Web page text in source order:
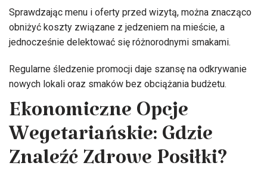
Sprawdzając menu i oferty przed wizytą, można znacząco
obniżyć koszty związane z jedzeniem na mieście, a
jednocześnie delektować się różnorodnymi smakami.
Regularne śledzenie promocji daje szansę na odkrywanie
nowych lokali oraz smaków bez obciążania budżetu.
Ekonomiczne Opcje
Wegetariańskie: Gdzie
Znaleźć Zdrowe Posiłki?